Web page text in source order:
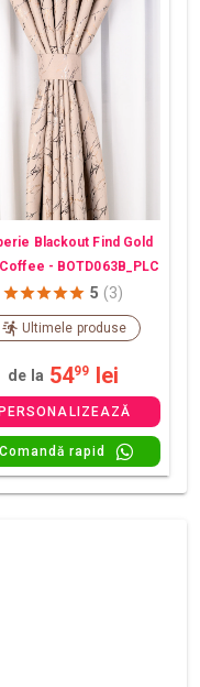
Blackout Find Gold
- BOTD063B_PLC
5 (3)
Ultimele produse
de la 5499 lei
PERSONALIZEAZĂ
Comandă rapid